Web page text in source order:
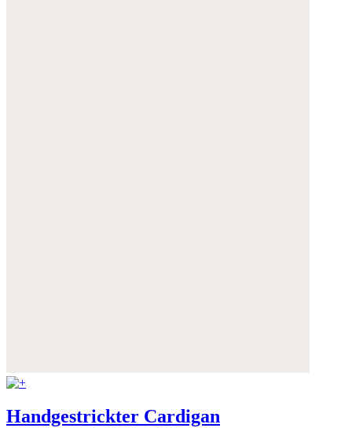
Handgestrickter Cardigan